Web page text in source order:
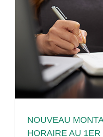
NOUVEAU
HORAIRE AU